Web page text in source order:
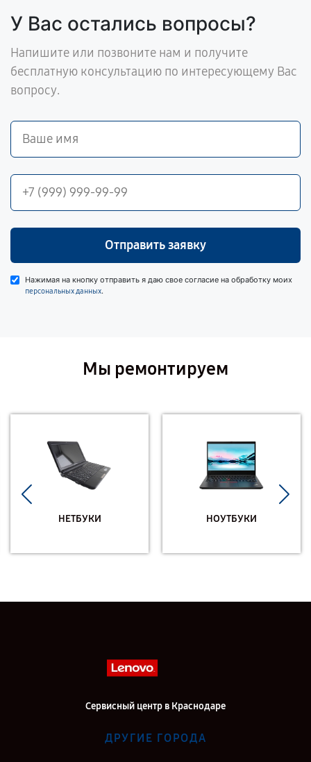
У Вас остались вопросы?
Напишите или позвоните нам и получите
бесплатную консультацию по интересующему Вас
вопросу.
Отправить заявку
Нажимая на кнопку отправить я даю свое согласие на обработку моих
персональных данных.
Мы ремонтируем
НЕТБУКИ НОУТБУКИ
Сервисный центр в Краснодаре
ДРУГИЕ ГОРОДА